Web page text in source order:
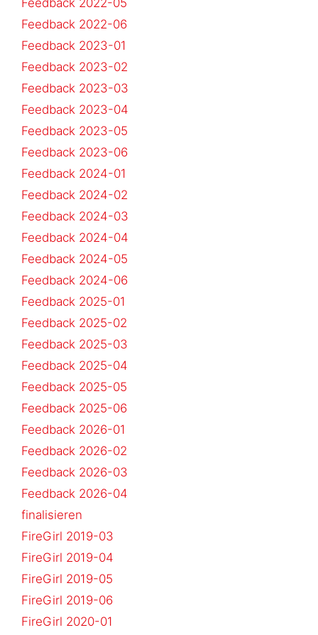
Feedback 2022-05
Feedback 2022-06
Feedback 2023-01
Feedback 2023-02
Feedback 2023-03
Feedback 2023-04
Feedback 2023-05
Feedback 2023-06
Feedback 2024-01
Feedback 2024-02
Feedback 2024-03
Feedback 2024-04
Feedback 2024-05
Feedback 2024-06
Feedback 2025-01
Feedback 2025-02
Feedback 2025-03
Feedback 2025-04
Feedback 2025-05
Feedback 2025-06
Feedback 2026-01
Feedback 2026-02
Feedback 2026-03
Feedback 2026-04
finalisieren
FireGirl 2019-03
FireGirl 2019-04
FireGirl 2019-05
FireGirl 2019-06
FireGirl 2020-01